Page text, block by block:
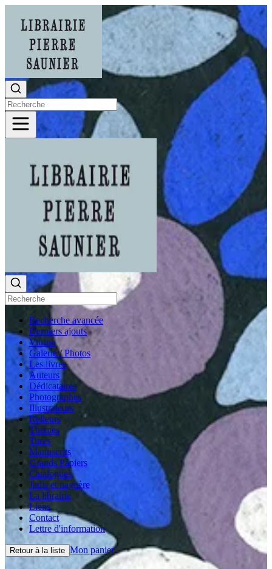
Recherche avancée
Derniers ajouts
Vitrine
Galerie / Photos
Les livres
Auteurs
Dédicataires
Photographes
Illustrateurs
Relieurs
Thèmes
Titres
Manuscrits
Grands Papiers
Catalogues
Jadis et naguère
La librairie
Liens
Contact
Lettre d'information
Retour à la liste Mon panier